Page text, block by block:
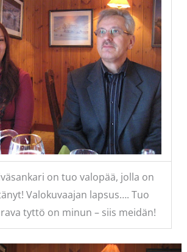
on tuo valopää, jolla on
Valokuvaajan lapsus…. Tuo
tyttö on minun – siis meidän!